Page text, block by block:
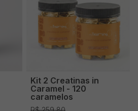
Kit 2 Creatinas in
Caramel - 120
caramelos